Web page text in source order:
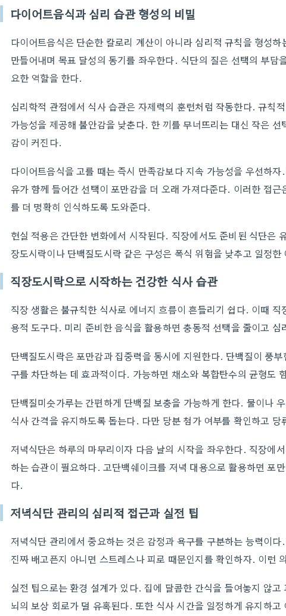
다이어트음식과 심리 습관 형성의 비밀
다이어트음식은 단순한 칼로리 계산이 아니라 심리적 규칙을 형성
만들어내며 목표 달성의 동기를 좌우한다. 식단의 질은 선택의 부담
요한 역할을 한다.
심리학적 관점에서 식사 습관은 자제력의 훈련처럼 작동한다. 규칙
가능성을 제공해 불안감을 낮춘다. 한 끼를 무너뜨리는 대신 작은
감이 커진다.
다이어트음식을 고를 때는 즉시 만족감보다 지속 가능성을 우선하
유가 함께 들어간 선택이 포만감을 더 오래 가져다준다. 이러한 접
를 더 명확히 인식하도록 도와준다.
현실 적용은 간단한 변화에서 시작된다. 직장에서도 준비된 식단은
장도시락이나 단백질도시락 같은 구성은 폭식 위험을 낮추고 일정
직장도시락으로 시작하는 건강한 식사 습관
직장 생활은 불규칙한 식사로 에너지 흐름이 흔들리기 쉽다. 이때
용적 도구다. 미리 준비한 음식을 활용하면 충동적 선택을 줄이고 심
단백질도시락은 포만감과 집중력을 동시에 지원한다. 단백질이 풍
구를 차단하는 데 효과적이다. 가능하면 채소와 복합탄수의 균형도
단백질미숫가루는 간편하게 단백질 보충을 가능하게 한다. 물이나
식사 간격을 유지하도록 돕는다. 다만 당분 첨가 여부를 확인하고
저녁식단은 하루의 마무리이자 다음 날의 시작을 좌우한다. 직장에
하는 습관이 필요하다. 고단백쉐이크를 저녁 대용으로 활용하면 포
다.
저녁식단 관리의 심리적 접근과 실전 팁
저녁식단 관리에서 중요하는 것은 감정과 욕구를 구분하는 능력이
진짜 배고픈지 아니면 스트레스나 피로 때문인지를 확인하자. 이런
실전 팁으로는 환경 설계가 있다. 집에 달콤한 간식을 들여놓지 않
뇌의 보상 회로가 덜 유혹된다. 또한 식사 시간을 일정하게 유지하